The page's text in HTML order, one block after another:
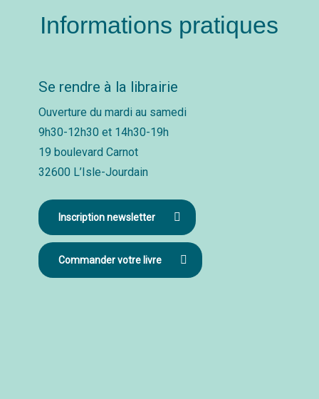
Informations pratiques
Se rendre à la librairie
Ouverture du mardi au samedi
9h30-12h30 et 14h30-19h
19 boulevard Carnot
32600 L’Isle-Jourdain
Inscription newsletter
Commander votre livre